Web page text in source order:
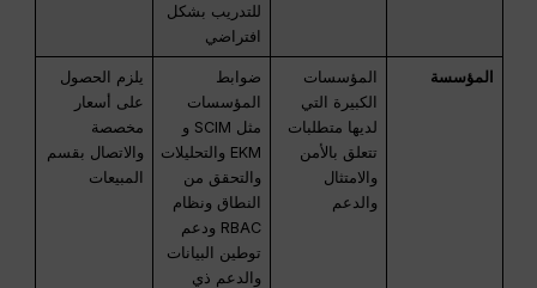
للتدريب بشكل
افتراضي
المؤسسة
المؤسسات
الكبيرة التي
لديها متطلبات
تتعلق بالأمن
والامتثال
والدعم
ضوابط
المؤسسات
مثل SCIM و
EKM والتحليلات
والتحقق من
النطاق ونظام
RBAC ودعم
توطين البيانات
والدعم ذي
يلزم الحصول
على أسعار
مخصصة
والاتصال بقسم
المبيعات